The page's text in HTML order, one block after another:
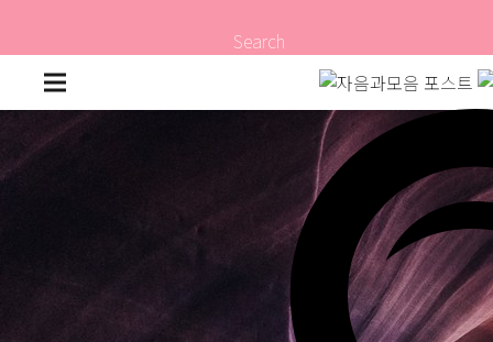
Search